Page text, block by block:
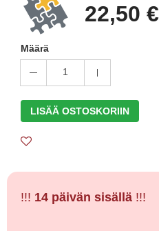
22,50 €
Määrä
1
LISÄÄ OSTOSKORIIN
!!! 14 päivän sisällä !!!